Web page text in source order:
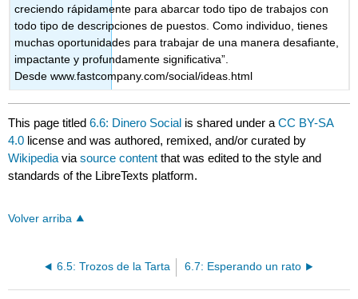
creciendo rápidamente para abarcar todo tipo de trabajos con
todo tipo de descripciones de puestos. Como individuo, tienes
muchas oportunidades para trabajar de una manera desafiante,
impactante y profundamente significativa”.
Desde www.fastcompany.com/social/ideas.html
This page titled6.6: Dinero Social is shared under aCC BY-SA
4.0 license and was authored, remixed, and/or curated by
Wikipedia viasource content that was edited to the style and
standards of the LibreTexts platform.
Volver arriba
6.5: Trozos de la Tarta 6.7: Esperando un rato